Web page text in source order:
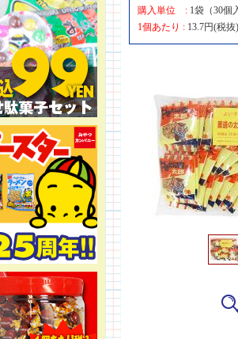
購入単位 : 1袋（30個
1個あたり : 13.7円(税抜)